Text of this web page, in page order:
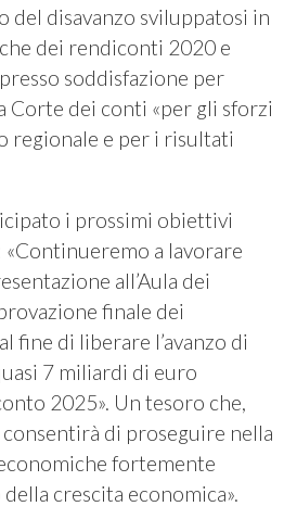
del disavanzo sviluppatosi in
dei rendiconti 2020 e
soddisfazione per
Corte dei conti «per gli sforzi
regionale e per i risultati
i prossimi obiettivi
«Continueremo a lavorare
all’Aula dei
finale dei
fine di liberare l’avanzo di
7 miliardi di euro
2025». Un tesoro che,
di proseguire nella
fortemente
crescita economica».